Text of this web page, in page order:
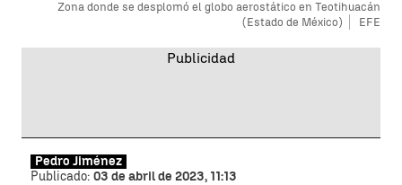
Zona donde se desplomó el globo aerostático en Teotihuacán
(Estado de México)
EFE
Pedro Jiménez
Publicado: 03 de abril de 2023, 11:13